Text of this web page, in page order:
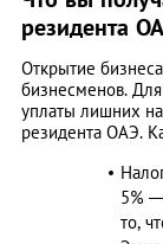
резидента
Открытие
бизнесменов.
уплаты лишних
резидента ОАЭ.
5%
то,